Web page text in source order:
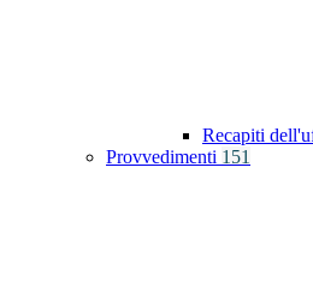
Recapiti
Provvedimenti 151